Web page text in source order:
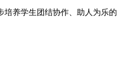
培养学生团结协作、助人为乐的